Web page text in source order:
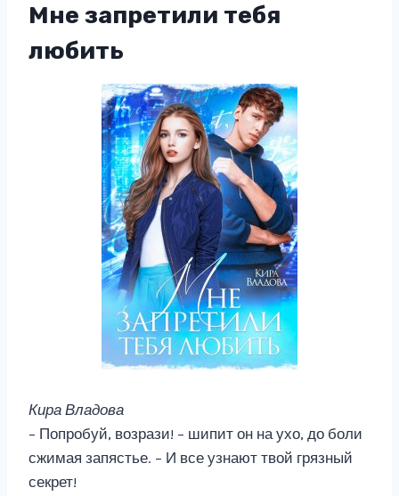
Мне запретили тебя
любить
Кира Владова
– Попробуй, возрази! – шипит он на ухо, до боли
сжимая запястье. – И все узнают твой грязный
секрет!